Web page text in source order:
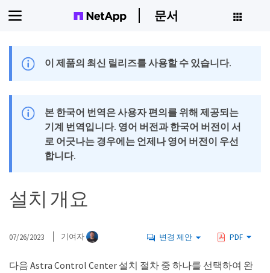
문서
이 제품의 최신 릴리즈를 사용할 수 있습니다.
본 한국어 번역은 사용자 편의를 위해 제공되는
기계 번역입니다. 영어 버전과 한국어 버전이 서
로 어긋나는 경우에는 언제나 영어 버전이 우선
합니다.
설치 개요
07/26/2023 기여자 변경 제안 PDF
다음 Astra Control Center 설치 절차 중 하나를 선택하여 완